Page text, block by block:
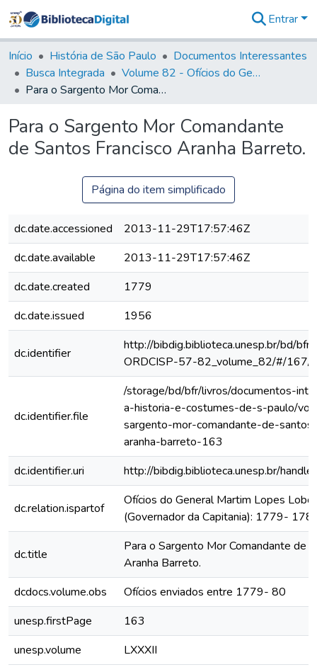
&
Coleções
Tudo na
Biblioteca
Estatísticas
Entrar
Início História de São Paulo
Documentos Interessantes
Busca Integrada
Volume 82 - Ofícios do General Martim Lopes Lobo de Saldanha (Governador da Capitania): 1779- 1780
Para o Sargento Mor Comandante de Santos Francisco Aranha Barreto.
Para o Sargento Mor Comandante
de Santos Francisco Aranha Barreto.
Página do item simplificado
dc.date.accessioned
2013-11-29T17:57:46Z
dc.date.available
2013-11-29T17:57:46Z
dc.date.created
1779
dc.date.issued
1956
dc.identifier
http://bibdig.biblioteca.unesp.br/bd/
ORDCISP-57-82_volume_82/#/167/
dc.identifier.file
/storage/bd/bfr/livros/documentos-
a-historia-e-costumes-de-s-paulo/
sargento-mor-comandante-de-
aranha-barreto-163
dc.identifier.uri
http://bibdig.biblioteca.unesp.br/
dc.relation.ispartof
Ofícios do General Martim Lopes Lobo
(Governador da Capitania): 1779-
dc.title
Para o Sargento Mor Comandante de
Aranha Barreto.
dcdocs.volume.obs
Ofícios enviados entre 1779- 80
unesp.firstPage
163
unesp.volume
LXXXII